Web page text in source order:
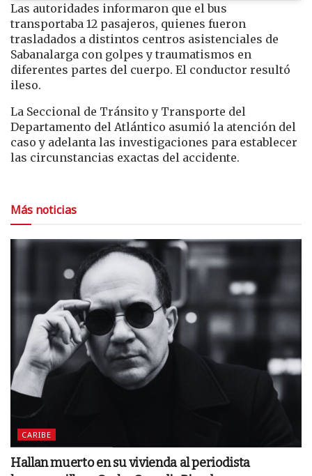
Las autoridades informaron que el bus
transportaba 12 pasajeros, quienes fueron
trasladados a distintos centros asistenciales de
Sabanalarga con golpes y traumatismos en
diferentes partes del cuerpo. El conductor resultó
ileso.
La Seccional de Tránsito y Transporte del
Departamento del Atlántico asumió la atención del
caso y adelanta las investigaciones para establecer
las circunstancias exactas del accidente.
Más noticias
CARIBE
Hallan muerto en su vivienda al periodista